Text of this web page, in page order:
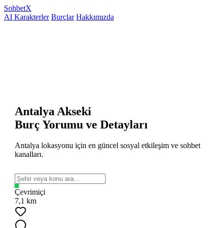
SohbetX
AI Karakterler Burçlar Hakkımızda
Antalya Akseki
Burç Yorumu ve Detayları
Antalya lokasyonu için en güncel sosyal etkileşim ve sohbet
kanalları.
Çevrimiçi
7,1 km